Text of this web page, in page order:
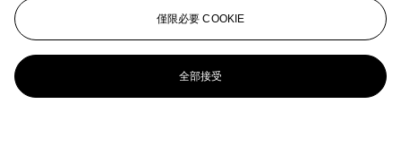
僅限必要 COOKIE
全部接受